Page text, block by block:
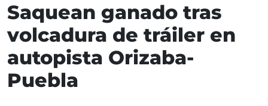
Saquean ganado tras
volcadura de tráiler en
autopista Orizaba-
Puebla